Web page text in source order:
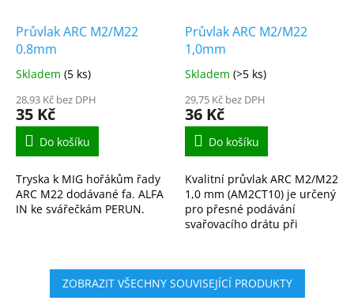
Průvlak ARC M2/M22
0.8mm
Skladem (5 ks)
28,93 Kč bez DPH
35 Kč
Do košíku
Tryska k MIG hořákům řady
ARC M22 dodávané fa. ALFA
IN ke svářečkám PERUN.
Průvlak ARC M2/M22
1,0mm
Skladem (>5 ks)
29,75 Kč bez DPH
36 Kč
Do košíku
Kvalitní průvlak ARC M2/M22
1,0 mm (AM2CT10) je určený
pro přesné podávání
svařovacího drátu při
drátu bez zbytečného tření,
což...
ZOBRAZIT VŠECHNY SOUVISEJÍCÍ PRODUKTY